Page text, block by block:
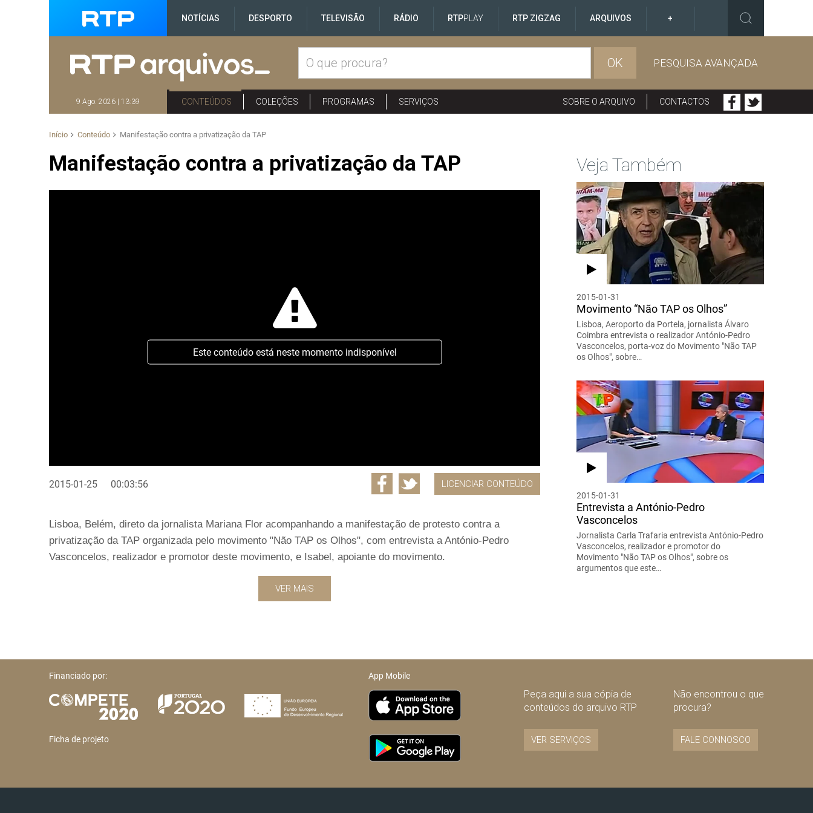
NOTÍCIAS DESPORTO TELEVISÃO RÁDIO RTPPLAY RTP ZIGZAG ARQUIVOS +
OK PESQUISA AVANÇADA
9 Ago. 2026 | 13:39 CONTEÚDOS COLEÇÕES PROGRAMAS SERVIÇOS SOBRE O ARQUIVO CONTACTOS
Início Conteúdo Manifestação contra a privatização da TAP
Manifestação contra a privatização da TAP
Este conteúdo está neste momento indisponível
2015-01-25 00:03:56 LICENCIAR CONTEÚDO
Lisboa, Belém, direto da jornalista Mariana Flor acompanhando a manifestação de protesto contra a
privatização da TAP organizada pelo movimento "Não TAP os Olhos", com entrevista a António-Pedro
Vasconcelos, realizador e promotor deste movimento, e Isabel, apoiante do movimento.
VER MAIS
Veja Também
2015-01-31
Movimento “Não TAP os Olhos”
Lisboa, Aeroporto da Portela, jornalista Álvaro
Coimbra entrevista o realizador António-Pedro
Vasconcelos, porta-voz do Movimento "Não TAP
os Olhos", sobre…
2015-01-31
Entrevista a António-Pedro
Vasconcelos
Jornalista Carla Trafaria entrevista António-Pedro
Vasconcelos, realizador e promotor do
Movimento "Não TAP os Olhos", sobre os
argumentos que este…
Financiado por:
Ficha de projeto
App Mobile
Peça aqui a sua cópia de
conteúdos do arquivo RTP
VER SERVIÇOS
Não encontrou o que
procura?
FALE CONNOSCO